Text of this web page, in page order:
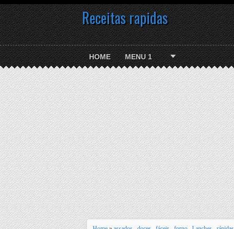
Receitas rapidas
HOME MENU 1